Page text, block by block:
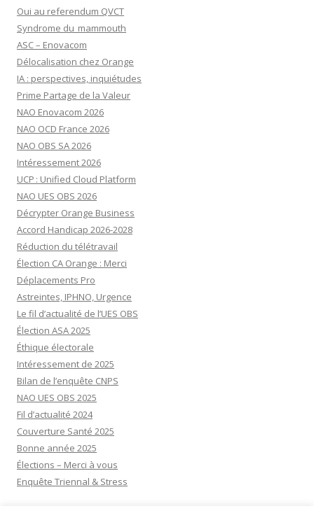
Oui au referendum QVCT
Syndrome du mammouth
ASC – Enovacom
Délocalisation chez Orange
IA : perspectives, inquiétudes
Prime Partage de la Valeur
NAO Enovacom 2026
NAO OCD France 2026
NAO OBS SA 2026
Intéressement 2026
UCP : Unified Cloud Platform
NAO UES OBS 2026
Décrypter Orange Business
Accord Handicap 2026-2028
Réduction du télétravail
Élection CA Orange : Merci
Déplacements Pro
Astreintes, IPHNO, Urgence
Le fil d’actualité de l’UES OBS
Élection ASA 2025
Éthique électorale
Intéressement de 2025
Bilan de l’enquête CNPS
NAO UES OBS 2025
Fil d’actualité 2024
Couverture Santé 2025
Bonne année 2025
Élections – Merci à vous
Enquête Triennal & Stress